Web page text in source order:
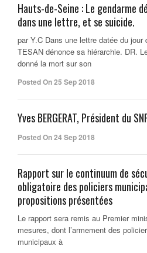
Hauts-de-Seine : Le gendarme
dans une lettre, et se suicide.
par Y.C Dans une lettre datée du
TESAN dénonce sa hiérarchie. DR.
donné la mort sur son
Posted On 25 Sep 2018
Yves BERGERAT, Président du
Posted On 24 Sep 2018
Rapport sur le continuum de
obligatoire des policiers
propositions présentées
Le rapport sera remis au Premier
mesures, dont l’armement des
municipaux à